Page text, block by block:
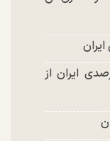
به ادعای سهم ۱۱ درصدی ایران از